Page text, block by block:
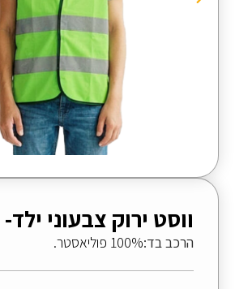
ווסט ירוק צבעוני ילד-
הרכב בד:100% פוליאסטר.